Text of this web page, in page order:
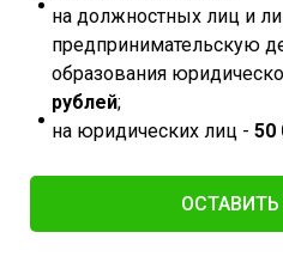
на должностных лиц и
предпринимательскую
образования
рублей;
на юридических лиц - 50